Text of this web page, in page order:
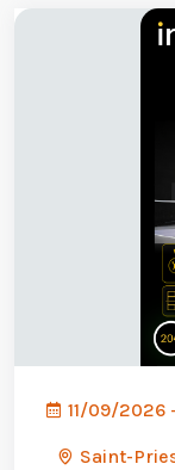
11/09/2026
Saint-